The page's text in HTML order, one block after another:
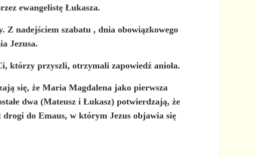
ewangelistę Łukasza.
Z nadejściem szabatu , dnia obowiązkowego
Jezusa.
którzy przyszli, otrzymali zapowiedź anioła.
się, że Maria Magdalena jako pierwsza
dwa (Mateusz i Łukasz) potwierdzają, że
do Emaus, w którym Jezus objawia się